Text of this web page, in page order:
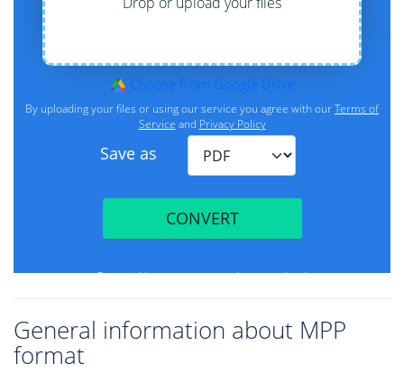
General information about MPP
format